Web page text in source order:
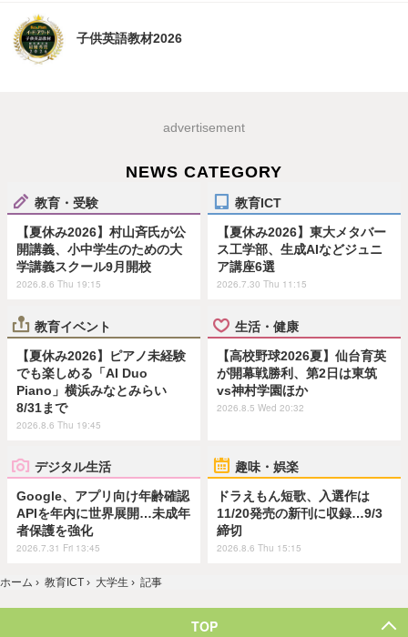
子供英語教材2026
advertisement
NEWS CATEGORY
教育・受験
【夏休み2026】村山斉氏が公
開講義、小中学生のための大
学講義スクール9月開校
2026.8.6 Thu 19:15
教育ICT
【夏休み2026】東大メタバー
ス工学部、生成AIなどジュニ
ア講座6選
2026.7.30 Thu 11:15
教育イベント
【夏休み2026】ピアノ未経験
でも楽しめる「AI Duo
Piano」横浜みなとみらい
8/31まで
2026.8.6 Thu 19:45
生活・健康
【高校野球2026夏】仙台育英
が開幕戦勝利、第2日は東筑
vs神村学園ほか
2026.8.5 Wed 20:32
デジタル生活
Google、アプリ向け年齢確認
APIを年内に世界展開…未成年
者保護を強化
2026.7.31 Fri 13:45
趣味・娯楽
ドラえもん短歌、入選作は
11/20発売の新刊に収録…9/3
締切
2026.8.6 Thu 15:15
ホーム › 教育ICT › 大学生 › 記事
TOP